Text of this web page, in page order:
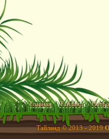
Главная Тайланд
Тайланд © 2013 - 2019